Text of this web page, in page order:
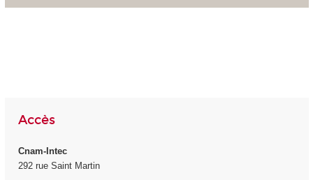
Accès
Cnam-Intec
292 rue Saint Martin